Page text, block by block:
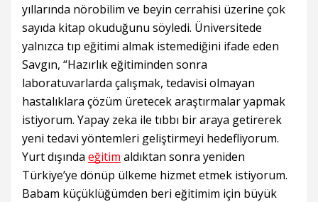
yıllarında nörobilim ve beyin cerrahisi üzerine çok
sayıda kitap okuduğunu söyledi. Üniversitede
yalnızca tıp eğitimi almak istemediğini ifade eden
Savgın, “Hazırlık eğitiminden sonra
laboratuvarlarda çalışmak, tedavisi olmayan
hastalıklara çözüm üretecek araştırmalar yapmak
istiyorum. Yapay zeka ile tıbbı bir araya getirerek
yeni tedavi yöntemleri geliştirmeyi hedefliyorum.
Yurt dışında eğitim aldıktan sonra yeniden
Türkiye’ye dönüp ülkeme hizmet etmek istiyorum.
Babam küçüklüğümden beri eğitimim için büyük